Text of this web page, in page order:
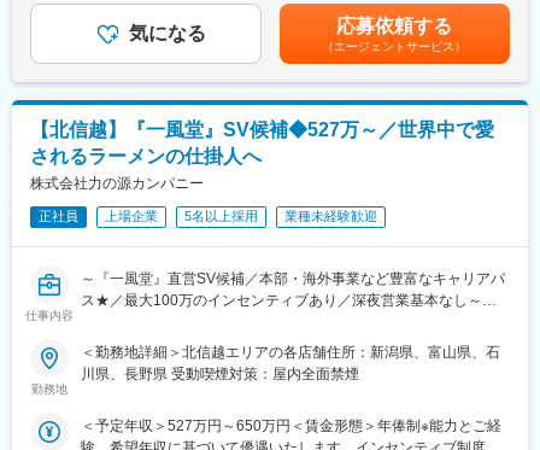
└統括部長１名
└岡山拠点準備室 部長１名 メンバー1名
└北陸拠点準備室 部長１名
＼こんな方を求めています／
・企業オーナーの事業承継の問題を解決したい方
・人間力（利他心・誠実であること・感謝の気持ちを常にもつこ
と等）のある方
・ご自身の役割を理解し、それを果たせる粘り強さと情熱をお持
ちの方
・知恵力・人間力・行動力を高めながら、お客様が感じられてい
る財産にかかわる問題を解決へ導ける方
変更の範囲：会社の定める業務
店舗の客層にあわせた仕組みづくりや新たなイベント企画など裁
量大きく携わることができます。
・調理業務、仕込み、ホール業務
・売上金管理、食材管理
・店舗の衛生管理
・スタッフの育成、シフトの管理
・店舗の経営戦略の立案
・店舗の売上を高める企画立案 など
■キャリアパス：
スがございます。
飲食業界でキャリアを築きたい熱意をお持ちの方からのご応募お
■モデル例:
・入社8年目30歳・ブロック長職/(インセンティブ含む年俸)660万
387,582円（12分割）（一律手当を含む）＜昇給有無＞有＜残業
手当＞有＜給与補足＞■昇給年1回、インセンティブ制度：年4回
（店舗の目標達成時に支給）■モデル例:・入社2年目24歳・店長
職/(インセンティブ含む年俸)470万円・入社5年目27歳・SV職/(イ
ンセンティブ含む年俸)580万円・入社8年目30歳・ブロック長
職/(インセンティブ含む年俸)660万円賃金はあくまでも目安の金額
であり、選考を通じて上下する可能性があります。月給(月額)は固
定手当を含めた表記です。
気になる 応募依頼する
（エージェントサービス）
【北信越】『一風堂』SV候補◆527万～／世界中で愛
されるラーメンの仕掛人へ
株式会社力の源カンパニー
正社員 上場企業 5名以上採用 業種未経験歓迎
仕事内容
～『一風堂』直営SV候補／本部・海外事業など豊富なキャリアパ
ス★／最大100万のインセンティブあり／深夜営業基本なし～
国内外で約300店舗、世界15の国や地域で展開する世界的ブラン
ド『一風堂』のSV候補をお任せいたします。
す。
勤務地
＜勤務地詳細＞北信越エリアの各店舗住所：新潟県、富山県、石
川県、長野県 受動喫煙対策：屋内全面禁煙
＜予定年収＞527万円～650万円＜賃金形態＞年俸制※能力とご経